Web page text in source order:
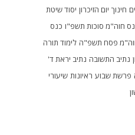
חינוך יום הזיכרון יסוד שיטת
חוה"מ סוכות תשפ"ו כנס
פסח תשפ"ה לימוד תורה
נתיב התשובה נתיב יראת ד'
פרשת שבוע ראיונות שיעורי